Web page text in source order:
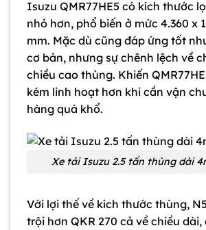
Isuzu QMR77HE5 có kích thước
nhỏ hơn, phổ biến ở mức 4.360 x
mm. Mặc dù cũng đáp ứng tốt
cơ bản, nhưng sự chênh lệch về
chiều cao thùng. Khiến
kém linh hoạt hơn khi cần vận
hàng quá khổ.
Xe tải Isuzu 2.5 tấn thùng dài
Với lợi thế về kích thước thùng,
trội hơn QKR 270 cả về chiều dài,